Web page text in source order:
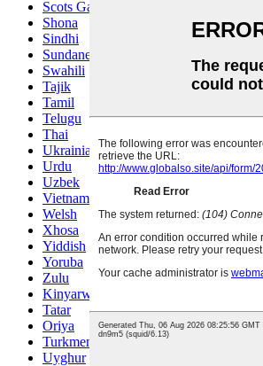
Scots Gaelic
Shona
Sindhi
Sundanese
Swahili
Tajik
Tamil
Telugu
Thai
Ukrainian
Urdu
Uzbek
Vietnamese
Welsh
Xhosa
Yiddish
Yoruba
Zulu
Kinyarwanda
Tatar
Oriya
Turkmen
Uyghur